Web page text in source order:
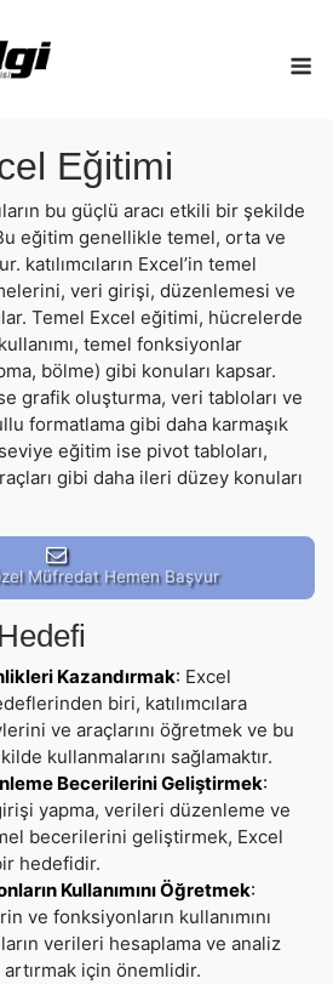
Eğitimi
bu güçlü aracı etkili bir şekilde
eğitim genellikle temel, orta ve
katılımcıların Excel’in temel
veri girişi, düzenlemesi ve
Temel Excel eğitimi, hücrelerde
temel fonksiyonlar
bölme) gibi konuları kapsar.
grafik oluşturma, veri tabloları ve
formatlama gibi daha karmaşık
eğitim ise pivot tabloları,
gibi daha ileri düzey konuları
Müfredat Hemen Başvur
Kazandırmak: Excel
biri, katılımcılara
ve araçlarını öğretmek ve bu
kullanmalarını sağlamaktır.
Becerilerini Geliştirmek:
girişi yapma, verileri düzenleme ve
becerilerini geliştirmek, Excel
hedefidir.
Kullanımını Öğretmek:
ve fonksiyonların kullanımını
verileri hesaplama ve analiz
için önemlidir.